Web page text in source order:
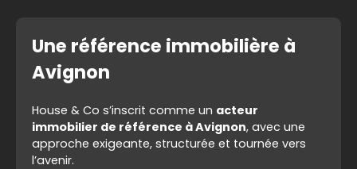
Une référence immobilière à
Avignon
House & Co s’inscrit comme un acteur
immobilier de référence à Avignon, avec une
approche exigeante, structurée et tournée vers
l’avenir.